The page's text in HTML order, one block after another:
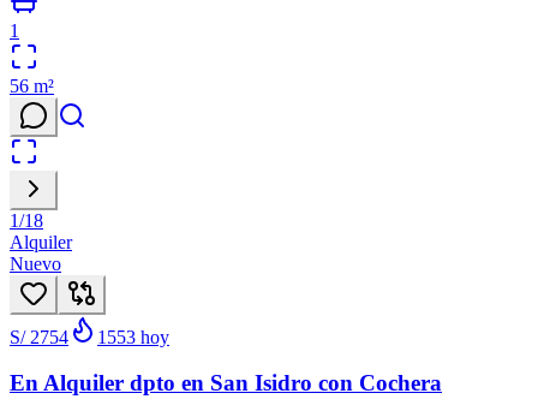
1
56 m²
1/18
Alquiler
Nuevo
S/ 2754 1553 hoy
En Alquiler dpto en San Isidro con Cochera